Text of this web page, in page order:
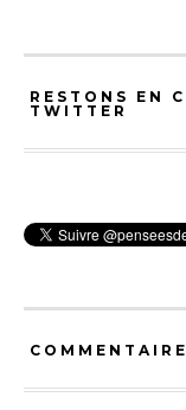
RESTONS EN
TWITTER